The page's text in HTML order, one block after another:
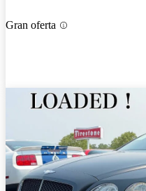
Gran oferta